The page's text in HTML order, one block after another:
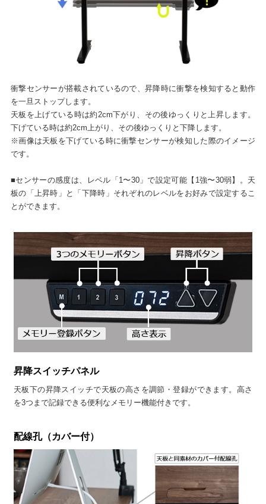
衝撃センサーが搭載されているので、昇降時に衝撃を検知すると動作
を一旦ストップします。
天板を上げている時は約2cm下がり、その後ゆっくりと上昇します。
下げている時は約2cm上がり、その後ゆっくりと下降します。
※画像は天板を下げている時に衝撃センサーが検知した際のイメージ
です。
■センサーの感度は、レベル「1〜30」で設定可能【1強〜30弱】。天
板の「上昇時」と「下降時」それぞれのレベルをお好みで設定するこ
とができます。
昇降スイッチパネル
天板下の昇降スイッチで天板の高さを調節・登録ができます。高さ
を3つまで記録できる便利なメモリー機能付きです。
配線孔（カバー付）